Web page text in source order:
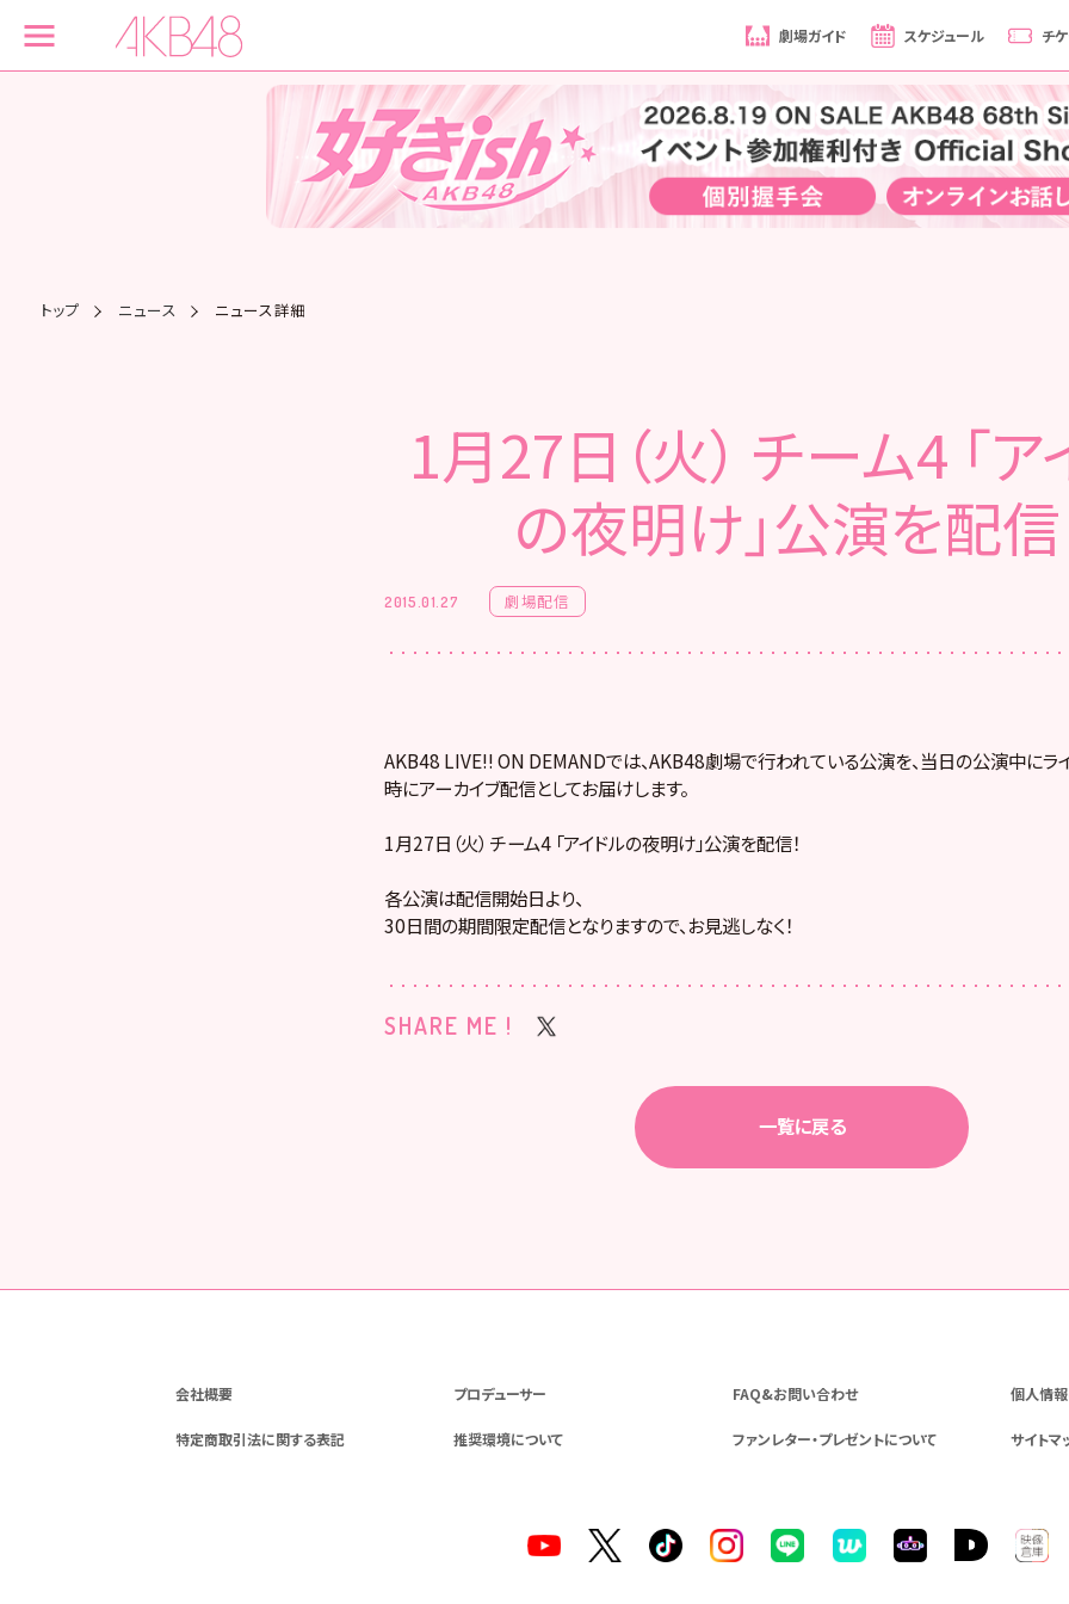
劇場ガイド スケジュール チ
トップ ニュース ニュース詳細
1月27日（火） チーム4 「ア
の夜明け」公演を配信
2015.01.27 劇場配信
AKB48 LIVE!! ON DEMANDでは、AKB48劇場で行われている公演を、当日の公演中にラ
時にアーカイブ配信としてお届けします。
1月27日（火） チーム4 「アイドルの夜明け」公演を配信！
各公演は配信開始日より、
30日間の期間限定配信となりますので、お見逃しなく！
SHARE ME !
一覧に戻る
会社概要 プロデューサー FAQ&お問い合わせ 個人情
特定商取引法に関する表記 推奨環境について ファンレター・プレゼントについて サイトマ